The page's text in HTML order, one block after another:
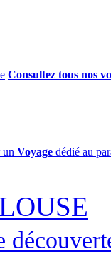
Consultez tous nos
Voyage dédié au